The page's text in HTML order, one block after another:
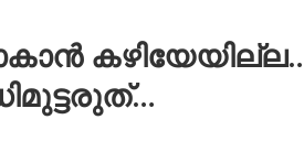
കഴിയേയില്ല…